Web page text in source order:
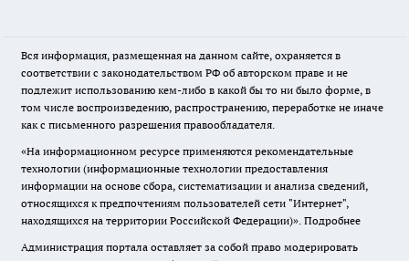
Вся информация, размещенная на данном сайте, охраняется в
соответствии с законодательством РФ об авторском праве и не
подлежит использованию кем-либо в какой бы то ни было форме, в
том числе воспроизведению, распространению, переработке не иначе
как с письменного разрешения правообладателя.
«На информационном ресурсе применяются рекомендательные
технологии (информационные технологии предоставления
информации на основе сбора, систематизации и анализа сведений,
относящихся к предпочтениям пользователей сети "Интернет",
находящихся на территории Российской Федерации)». Подробнее
Администрация портала оставляет за собой право модерировать